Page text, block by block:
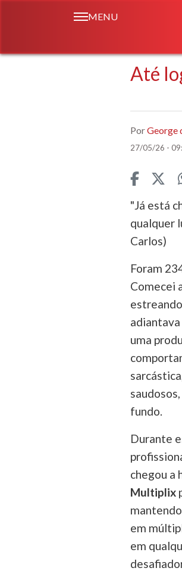
MENU
Até
PorGeorge
27/05/26 -
"Já está
qualquer
Carlos)
Foram
Comecei
uma
fundo.
Durante
chegou a
Multiplix
em
em